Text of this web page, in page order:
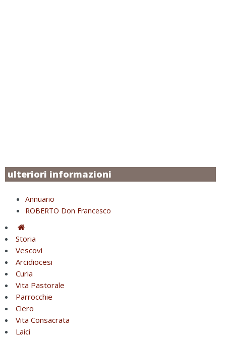
ulteriori informazioni
Annuario
ROBERTO Don Francesco
Storia
Vescovi
Arcidiocesi
Curia
Vita Pastorale
Parrocchie
Clero
Vita Consacrata
Laici